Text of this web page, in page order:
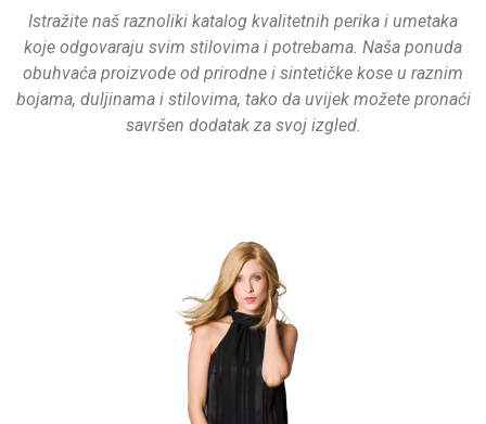
Istražite naš raznoliki katalog kvalitetnih perika i umetaka
koje odgovaraju svim stilovima i potrebama. Naša ponuda
obuhvaća proizvode od prirodne i sintetičke kose u raznim
bojama, duljinama i stilovima, tako da uvijek možete pronaći
savršen dodatak za svoj izgled.